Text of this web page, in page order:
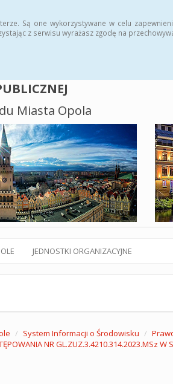
Są one wykorzystywane w celu
z serwisu wyrażasz zgodę na
Miasta Opola
JEDNOSTKI ORGANIZACYJNE
System Informacji o Środowisku
NR GL.ZUZ.3.4210.314.2023.MSz W